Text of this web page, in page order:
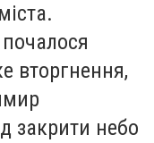
вторгнення,
закрити небо